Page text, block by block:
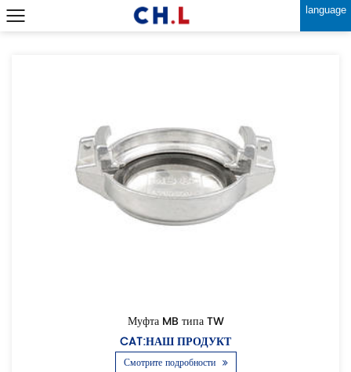
language
Муфта MB типа TW
CAT:НАШ ПРОДУКТ
Смотрите подробности